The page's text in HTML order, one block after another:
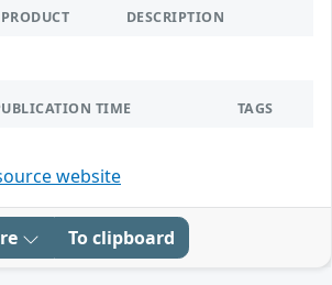
PRODUCT DESCRIPTION
TIME TAGS
website
To clipboard